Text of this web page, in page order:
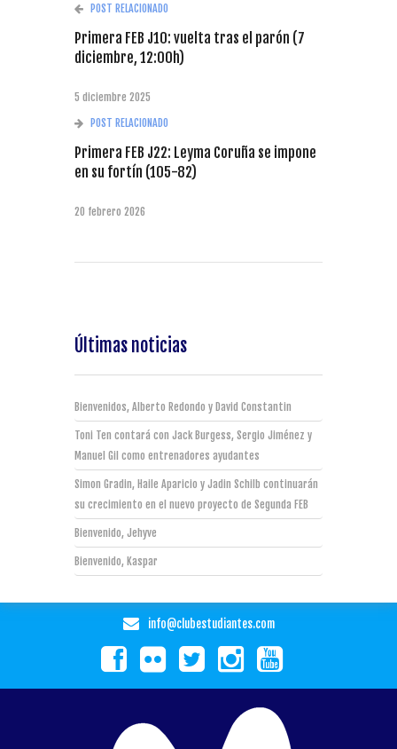
POST RELACIONADO
Primera FEB J10: vuelta tras el parón (7
diciembre, 12:00h)
5 diciembre 2025
POST RELACIONADO
Primera FEB J22: Leyma Coruña se impone
en su fortín (105-82)
20 febrero 2026
Últimas noticias
Bienvenidos, Alberto Redondo y David Constantin
Toni Ten contará con Jack Burgess, Sergio Jiménez y
Manuel Gil como entrenadores ayudantes
Simon Gradin, Haile Aparicio y Jadin Schilb continuarán
su crecimiento en el nuevo proyecto de Segunda FEB
Bienvenido, Jehyve
Bienvenido, Kaspar
info@clubestudiantes.com